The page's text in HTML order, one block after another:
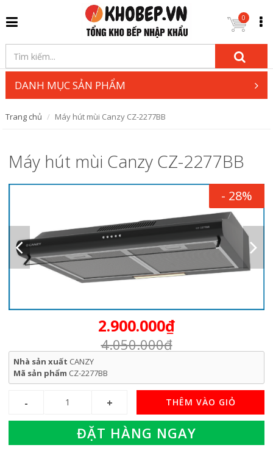
0
DANH MỤC SẢN PHẨM
Trang chủ Máy hút mùi Canzy CZ-2277BB
Máy hút mùi Canzy CZ-2277BB
- 28%
2.900.000₫
4.050.000₫
Nhà sản xuất CANZY
Mã sản phẩm CZ-2277BB
THÊM VÀO GIỎ
ĐẶT HÀNG NGAY